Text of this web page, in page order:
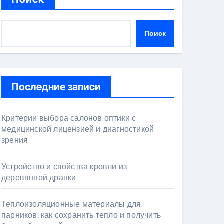
Поиск
Последние записи
Критерии выбора салонов оптики с
медицинской лицензией и диагностикой
зрения
Устройство и свойства кровли из
деревянной дранки
Теплоизоляционные материалы для
парников: как сохранить тепло и получить